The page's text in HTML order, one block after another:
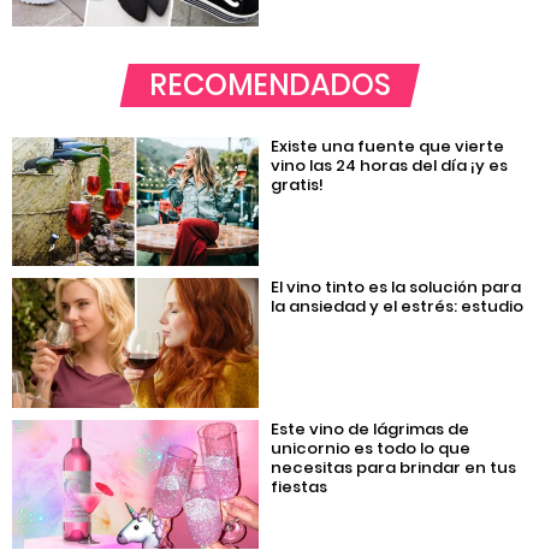
RECOMENDADOS
Existe una fuente que vierte
vino las 24 horas del día ¡y es
gratis!
El vino tinto es la solución para
la ansiedad y el estrés: estudio
Este vino de lágrimas de
unicornio es todo lo que
necesitas para brindar en tus
fiestas